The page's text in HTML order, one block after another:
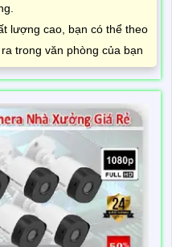
lượng cao, bạn có thể theo
trong văn phòng của bạn